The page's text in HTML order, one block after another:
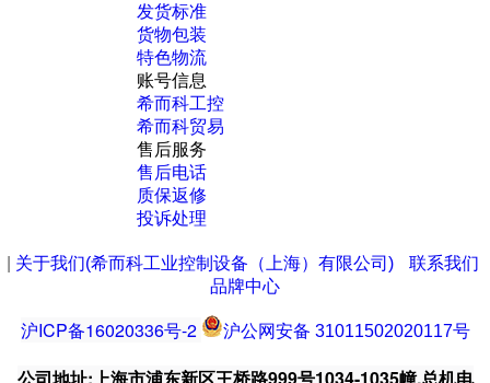
发货标准
货物包装
特色物流
账号信息
希而科工控
希而科贸易
售后服务
售后电话
质保返修
投诉处理
关于我们(希而科工业控制设备（上海）有限公司)
联系我们
品牌中心
沪ICP备16020336号-2 沪公网安备 31011502020117号
公司地址:上海市浦东新区王桥路999号1034-1035幢.总机电